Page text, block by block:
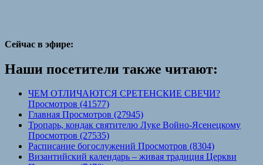
Сейчас в эфире:
Наши посетители также читают:
ЧЕМ ОТЛИЧАЮТСЯ СРЕТЕНСКИЕ СВЕЧИ?
Просмотров (41577)
Главная Просмотров (27945)
Тропарь, кондак святителю Луке Войно-Ясенецкому
Просмотров (27535)
Расписание богослужений Просмотров (8304)
Византийский календарь – живая традиция Церкви